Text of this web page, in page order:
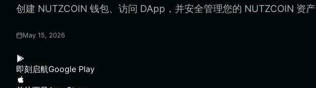
创建 NUTZCOIN 钱包、访问 DApp，并安全管理您的 NUTZCOIN 资产
May 15, 2026
即刻启航Google Play